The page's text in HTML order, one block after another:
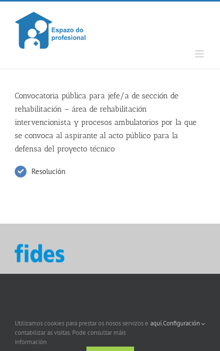
Skip
content
Convocatoria pública para jefe/a de sección de
rehabilitación – área de rehabilitación
intervencionista y procesos ambulatorios por la que
se convoca al aspirante al acto público para la
defensa del proyecto técnico
Resolución
Utilizamos cookies para prestar os nosos servizos e
contabilizar as visitas. Pode consultar máis
información
aquí.Configuración